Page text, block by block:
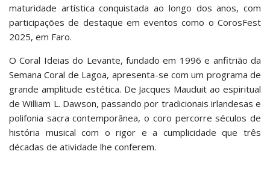
maturidade artística conquistada ao longo dos anos, com
participações de destaque em eventos como o CorosFest
2025, em Faro.
O Coral Ideias do Levante, fundado em 1996 e anfitrião da
Semana Coral de Lagoa, apresenta-se com um programa de
grande amplitude estética. De Jacques Mauduit ao espiritual
de William L. Dawson, passando por tradicionais irlandesas e
polifonia sacra contemporânea, o coro percorre séculos de
história musical com o rigor e a cumplicidade que três
décadas de atividade lhe conferem.